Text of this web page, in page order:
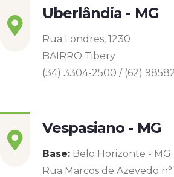
Uberlândia - MG
Rua Londres, 1230
BAIRRO Tibery
(34) 3304-2500 / (62)
Vespasiano - MG
Base: Belo Horizonte - MG
Rua Marcos de Azevedo n°